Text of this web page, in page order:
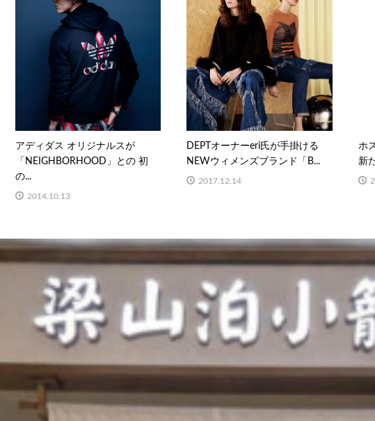
アディダス オリジナルスが
「NEIGHBORHOOD」との 初
の...
2014.10.13
DEPTオーナーeri氏が手掛ける
NEWウィメンズブランド「B...
2017.12.14
ホ
新